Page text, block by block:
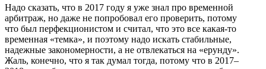
Надо сказать, что в 2017 году я уже знал про временной
арбитраж, но даже не попробовал его проверить, потому
что был перфекционистом и считал, что это все какая‑то
временная «темка», и поэтому надо искать стабильные,
надежные закономерности, а не отвлекаться на «ерунду».
Жаль, конечно, что я так думал тогда, потому что в 2017–